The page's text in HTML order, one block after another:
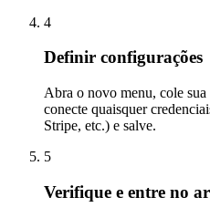
4
Definir configurações
Abra o novo menu, cole
conecte quaisquer
Stripe, etc.) e salve.
5
Verifique e entre no ar